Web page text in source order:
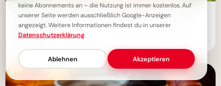
Schule Bilder: Zauberhafte WhatsApp-Grüße zum
Schulstart
10 Bilder · 07.08.2026
keine Abonnements an – die Nutzung ist immer kostenlos. Auf
unserer Seite werden ausschließlich Google-Anzeigen
angezeigt. Weitere Informationen findest du in unserer
Datenschutzerklärung.
Ablehnen Akzeptieren